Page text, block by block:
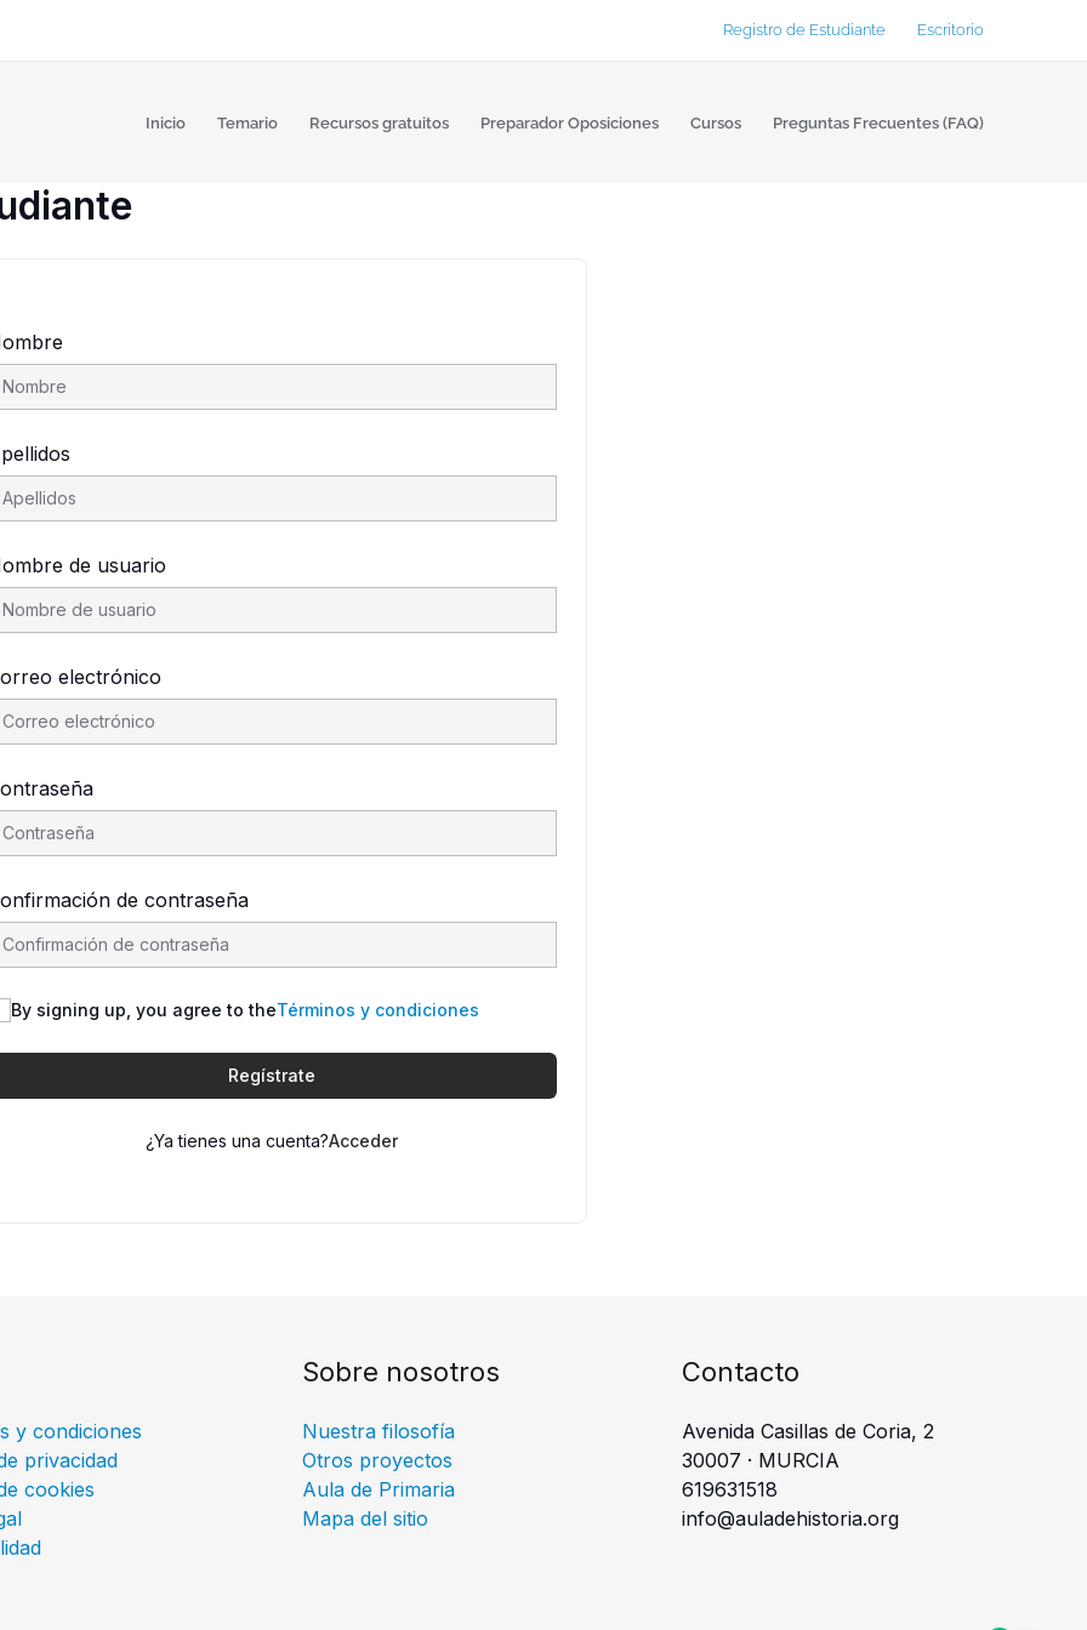
Registro de Estudiante Escritorio
Inicio Temario Recursos gratuitos Preparador Oposiciones Cursos Preguntas Frecuentes (FAQ)
de usuario
electrónico
de contraseña
By signing up, you agree to theTérminos y condiciones
Regístrate
¿Ya tienes una cuenta?Acceder
y condiciones
privacidad
cookies
Sobre nosotros
Nuestra filosofía
Otros proyectos
Aula de Primaria
Mapa del sitio
Contacto
Avenida Casillas de Coria, 2
30007 · MURCIA
619631518
info@auladehistoria.org